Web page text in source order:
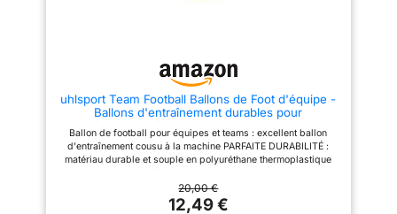
Hy-Pro pour un gonflage rapide
que possible.
uhlsport Team Football Ballons de Foot d'équipe -
Ballons d'entraînement durables pour
l'entraînement d'équipe - Football pour Enfants et
éveil, Taille 3, Taille 4 et Taille 5
Ballon de football pour équipes et teams : excellent ballon
d'entraînement cousu à la machine PARFAITE DURABILITÉ :
matériau durable et souple en polyuréthane thermoplastique
avec vessie en butyle assure une très faible perte de pression
d'air et un rebond optimal Construction de 32 panneaux -
20,00 €
12,49 €